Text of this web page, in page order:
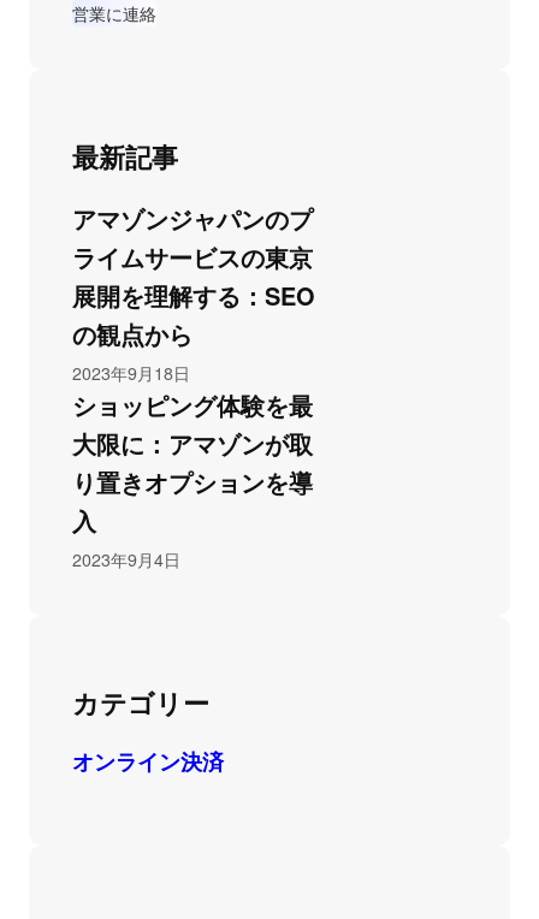
営業に連絡
最新記事
アマゾンジャパンのプ
ライムサービスの東京
展開を理解する：SEO
の観点から
2023年9月18日
ショッピング体験を最
大限に：アマゾンが取
り置きオプションを導
入
2023年9月4日
カテゴリー
オンライン決済